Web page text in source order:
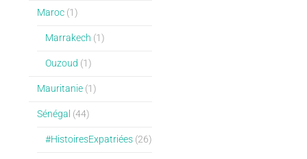
Maroc(1)
Marrakech (1)
Ouzoud (1)
Mauritanie(1)
Sénégal (44)
#HistoiresExpatriées(26)